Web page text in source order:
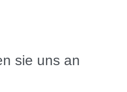
sie uns an